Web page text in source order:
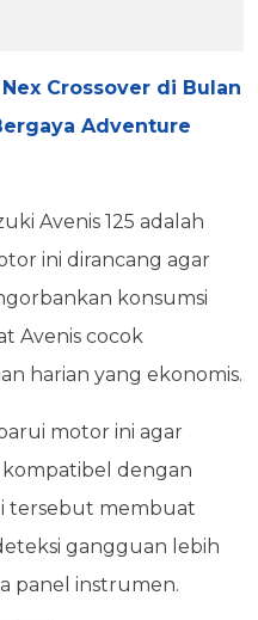
Crossover di Bulan
Adventure
Avenis 125 adalah
ini dirancang agar
konsumsi
Avenis cocok
harian yang ekonomis.
motor ini agar
kompatibel dengan
tersebut membuat
gangguan lebih
panel instrumen.